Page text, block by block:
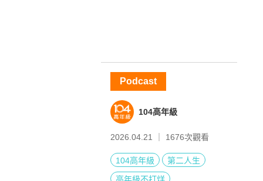
Podcast
104高年級
2026.04.21 ｜ 1676次觀看
104高年級
第二人生